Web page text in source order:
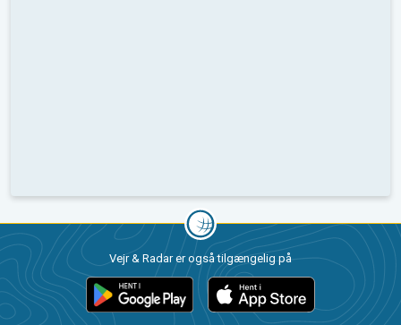
Vejr & Radar er også tilgængelig på